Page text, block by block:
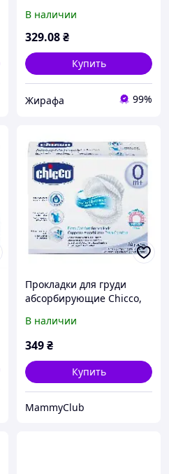
В наличии
329.08₴
Купить
Жирафа 99%
Прокладки для груди
абсорбирующие Chicco,
В наличии
349₴
Купить
MammyClub